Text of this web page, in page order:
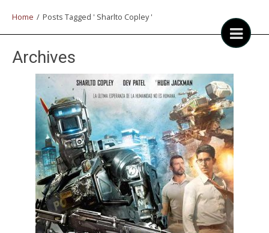
Home / Posts Tagged ' Sharlto Copley '
Archives